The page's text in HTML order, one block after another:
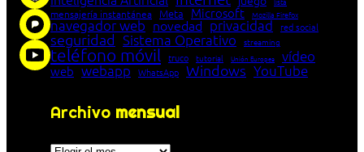
mensajería instantánea Meta Microsoft Mozilla Firefox
navegador web novedad privacidad red social
seguridad Sistema Operativo streaming
teléfono móvil truco tutorial Unión Europea vídeo
web webapp WhatsApp Windows YouTube
Archivo mensual
Archivos